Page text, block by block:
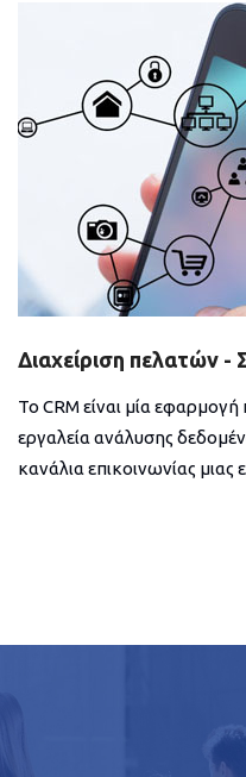
Διαχείριση πελατών -
Το CRM είναι μία
εργαλεία ανάλυσης
κανάλια επικοινωνίας μιας